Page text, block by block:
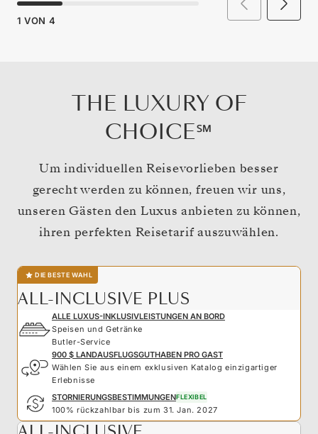
1 VON 4
THE LUXURY OF
CHOICE℠
Um individuellen Reisevorlieben besser
gerecht werden zu können, freuen wir uns,
unseren Gästen den Luxus anbieten zu können,
ihren perfekten Reisetarif auszuwählen.
DIE BESTE WAHL
ALL-INCLUSIVE PLUS
ALLE LUXUS-INKLUSIVLEISTUNGEN AN BORD
Speisen und Getränke
Butler-Service
900 $ LANDAUSFLUGSGUTHABEN PRO GAST
Wählen Sie aus einem exklusiven Katalog einzigartiger
Erlebnisse
STORNIERUNGSBESTIMMUNGENFLEXIBEL
100% rückzahlbar bis zum 31. Jan. 2027